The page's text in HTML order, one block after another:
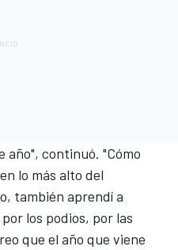
año", continuó. "Cómo
lo más alto del
también aprendí a
los podios, por las
que el año que viene